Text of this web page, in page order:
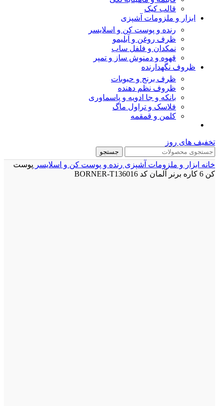
قالب کیک
ابزار و ملزومات آشپزی
رنده و پوست کن و اسلایسر
ظرف روغن و آبلیمو
نمکدان و فلفل ساب
قهوه و دمنوش ساز و تمپر
ظروف نگهدارنده
ظرف برنج و حبوبات
ظروف نظم دهنده
بانکه و جا ادویه و پاسماوری
فلاسک و تراول ماگ
کلمن و قمقمه
تخفیف های روز
جستجو
خانه ابزار و ملزومات آشپزی رنده و پوست کن و اسلایسر پوست
کن 6 کاره برنر آلمان کد BORNER-T136016